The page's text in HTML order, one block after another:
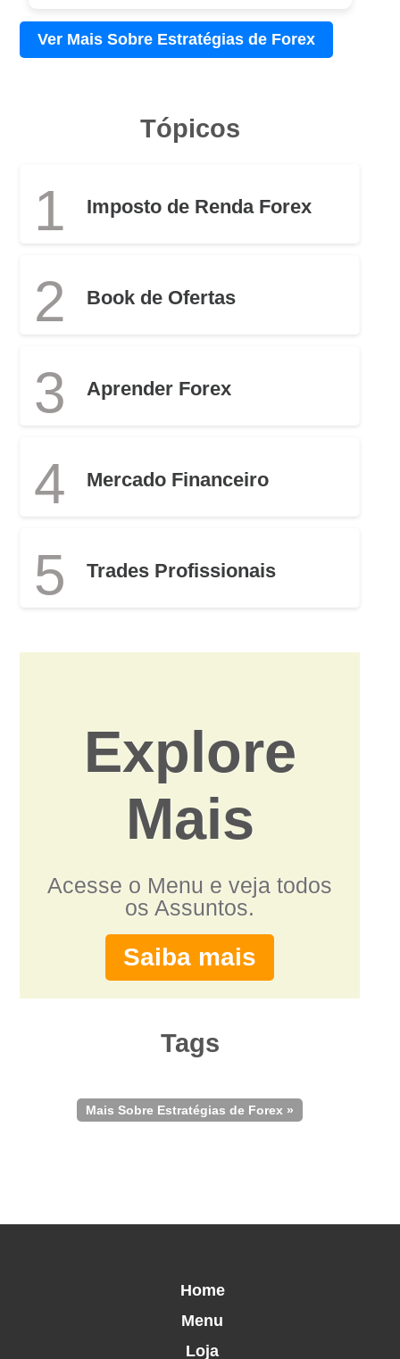
Ver Mais Sobre Estratégias de Forex
Tópicos
1 Imposto de Renda Forex
2 Book de Ofertas
3 Aprender Forex
4 Mercado Financeiro
5 Trades Profissionais
Explore
Mais
Acesse o Menu e veja todos
os Assuntos.
Saiba mais
Tags
Mais Sobre Estratégias de Forex »
Home
Menu
Loja